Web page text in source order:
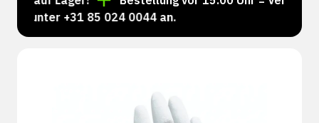
unter +31 85 024 0044 an.